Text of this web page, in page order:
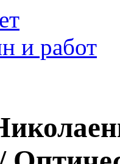
и работ